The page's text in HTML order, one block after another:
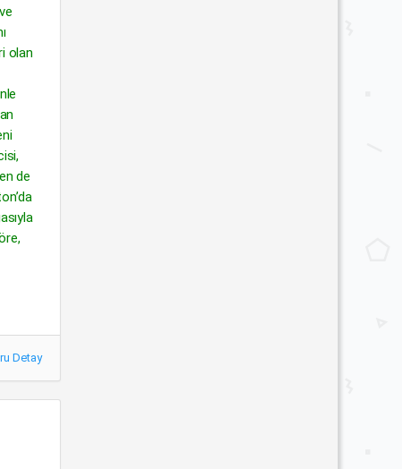
olan
de
Detay